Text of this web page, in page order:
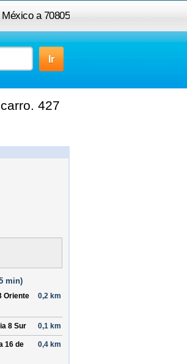
a 70805
OAX, México
427
min)
Oriente
0,2 km
8 Sur 0,1 km
16 de
0,4 km